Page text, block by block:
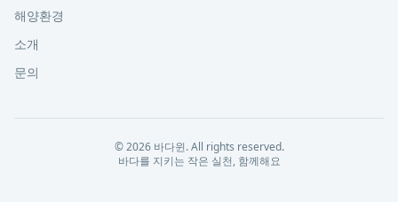
해양환경
소개
문의
©2026 바다윈. All rights reserved.
바다를 지키는 작은 실천, 함께해요